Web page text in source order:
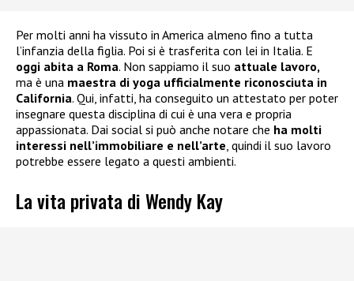
Per molti anni ha vissuto in America almeno fino a tutta
l’infanzia della figlia. Poi si è trasferita con lei in Italia. E
oggi abita a Roma. Non sappiamo il suo attuale lavoro,
ma è una maestra di yoga ufficialmente riconosciuta in
California. Qui, infatti, ha conseguito un attestato per poter
insegnare questa disciplina di cui è una vera e propria
appassionata. Dai social si può anche notare che ha molti
interessi nell’immobiliare e nell’arte, quindi il suo lavoro
potrebbe essere legato a questi ambienti.
La vita privata di Wendy Kay